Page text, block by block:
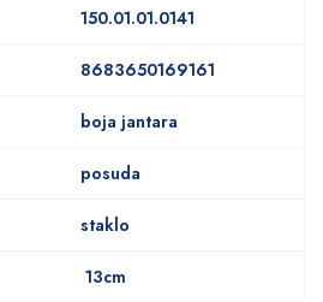
150.01.01.0141
8683650169161
boja jantara
posuda
staklo
13cm